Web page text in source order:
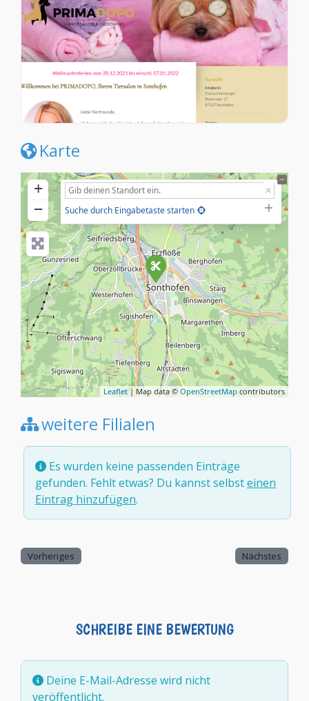
Karte
+
−
Suche durch Eingabetaste starten
Leaflet | Map data © OpenStreetMap contributors
weitere Filialen
Es wurden keine passenden Einträge
gefunden. Fehlt etwas? Du kannst selbsteinen
Eintrag hinzufügen.
Vorheriges Nächstes
SCHREIBE EINE BEWERTUNG
Deine E-Mail-Adresse wird nicht
veröffentlicht.